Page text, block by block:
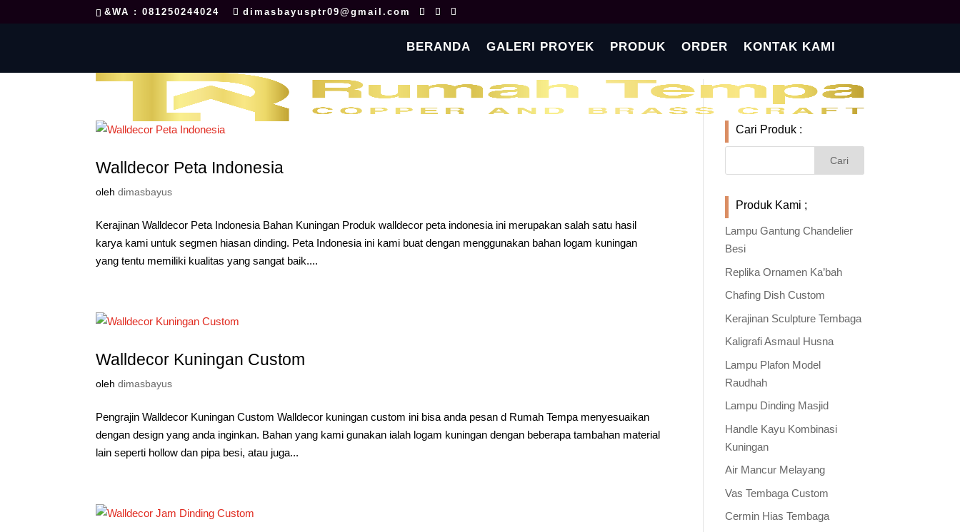
&WA : 081250244024 dimasbayusptr09@gmail.com
BERANDA GALERI PROYEK PRODUK ORDER KONTAK KAMI
Walldecor Peta Indonesia
olehdimasbayus
Kerajinan Walldecor Peta Indonesia Bahan Kuningan Produk walldecor peta indonesia ini merupakan salah satu hasil
karya kami untuk segmen hiasan dinding. Peta Indonesia ini kami buat dengan menggunakan bahan logam kuningan
yang tentu memiliki kualitas yang sangat baik....
Walldecor Kuningan Custom
olehdimasbayus
Pengrajin Walldecor Kuningan Custom Walldecor kuningan custom ini bisa anda pesan d Rumah Tempa menyesuaikan
dengan design yang anda inginkan. Bahan yang kami gunakan ialah logam kuningan dengan beberapa tambahan material
lain seperti hollow dan pipa besi, atau juga...
Cari Produk :
Produk Kami ;
Lampu Gantung Chandelier
Besi
Replika Ornamen Ka’bah
Chafing Dish Custom
Kerajinan Sculpture Tembaga
Kaligrafi Asmaul Husna
Lampu Plafon Model
Raudhah
Lampu Dinding Masjid
Handle Kayu Kombinasi
Kuningan
Air Mancur Melayang
Vas Tembaga Custom
Cermin Hias Tembaga